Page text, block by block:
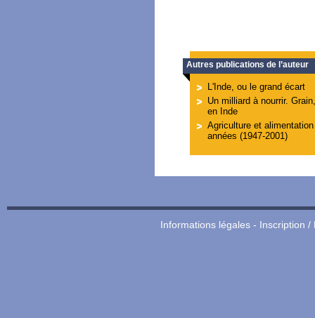
Autres publications de l’auteur
L'Inde, ou le grand écart
Un milliard à nourrir.
en Inde
Agriculture et
années (1947-2001)
Informations légales- Inscription